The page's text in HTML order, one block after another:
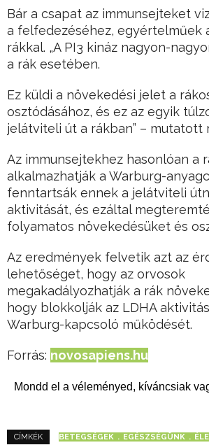
Bár a csapat az immunsejteket
a felfedezéséhez, egyértelműek
rákkal. „A PI3 kináz nagyon-
a rák esetében.
Ez küldi a növekedési jelet a
osztódásához, és ez az egyik
jelátviteli út a rákban” – mutatott
Az immunsejtekhez hasonlóan a
alkalmazhatják a Warburg-
fenntartsák ennek a jelátviteli
aktivitását, és ezáltal
folyamatos növekedésüket és
Az eredmények felvetik azt az
lehetőséget, hogy az orvosok
megakadályozhatják a rák
hogy blokkolják az LDHA
Warburg-kapcsoló működését.
Forrás: novosapiens.hu
Mondd el a véleményed, kíváncsiak
CÍMKÉK BETEGSÉGEK EGÉSZSÉGÜNK